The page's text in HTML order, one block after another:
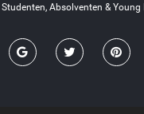
Absolventen &